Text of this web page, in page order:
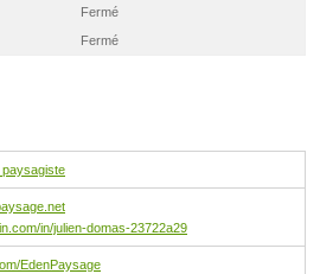
Fermé
Fermé
in/julien-domas-23722a29
EdenPaysage